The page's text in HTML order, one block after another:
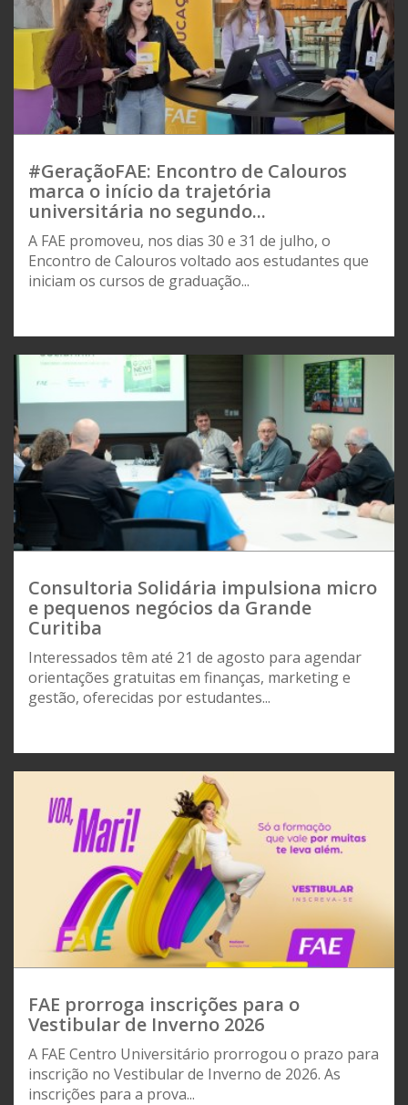
#GeraçãoFAE: Encontro de Calouros
marca o início da trajetória
universitária no segundo...
A FAE promoveu, nos dias 30 e 31 de julho, o
Encontro de Calouros voltado aos estudantes que
iniciam os cursos de graduação...
Consultoria Solidária impulsiona micro
e pequenos negócios da Grande
Curitiba
Interessados têm até 21 de agosto para agendar
orientações gratuitas em finanças, marketing e
gestão, oferecidas por estudantes...
FAE prorroga inscrições para o
Vestibular de Inverno 2026
A FAE Centro Universitário prorrogou o prazo para
inscrição no Vestibular de Inverno de 2026. As
inscrições para a prova...